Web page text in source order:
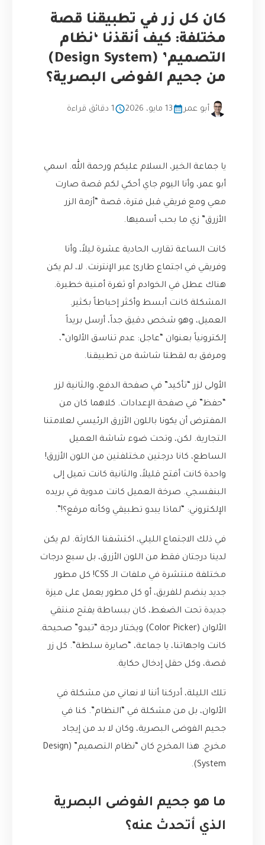
كان كل زر في تطبيقنا قصة
مختلفة: كيف أنقذنا ‘نظام
التصميم’ (Design System)
من جحيم الفوضى البصرية؟
أبو عمر 13 مايو، 2026 1 دقائق قراءة
يا جماعة الخير، السلام عليكم ورحمة الله. اسمي
أبو عمر، وأنا اليوم جاي أحكي لكم قصة صارت
معي ومع فريقي قبل فترة، قصة “أزمة الزر
الأزرق” زي ما بحب أسميها.
كانت الساعة تقارب الحادية عشرة ليلاً، وأنا
وفريقي في اجتماع طارئ عبر الإنترنت. لا، لم يكن
هناك عطل في الخوادم أو ثغرة أمنية خطيرة.
المشكلة كانت أبسط وأكثر إحباطاً بكثير.
العميل، وهو شخص دقيق جداً، أرسل بريداً
إلكترونياً بعنوان “عاجل: عدم تناسق الألوان”،
ومرفق به لقطتا شاشة من تطبيقنا.
الأولى لزر “تأكيد” في صفحة الدفع، والثانية لزر
“حفظ” في صفحة الإعدادات. كلاهما كان من
المفترض أن يكونا باللون الأزرق الرئيسي لعلامتنا
التجارية. لكن، وتحت ضوء شاشة العميل
الساطع، كانا درجتين مختلفتين من اللون الأزرق!
واحدة كانت أفتح قليلاً، والثانية كانت تميل إلى
البنفسجي. صرخة العميل كانت مدوية في بريده
الإلكتروني: “لماذا يبدو تطبيقي وكأنه مرقع؟!”.
في ذلك الاجتماع الليلي، اكتشفنا الكارثة. لم يكن
لدينا درجتان فقط من اللون الأزرق، بل سبع درجات
مختلفة منتشرة في ملفات الـ CSS! كل مطور
جديد ينضم للفريق، أو كل مطور يعمل على ميزة
جديدة تحت الضغط، كان ببساطة يفتح منتقي
الألوان (Color Picker) ويختار درجة “تبدو” صحيحة.
كانت واجهاتنا، يا جماعة، “صايرة سلطة”. كل زر
قصة، وكل حقل إدخال حكاية.
تلك الليلة، أدركنا أننا لا نعاني من مشكلة في
الألوان، بل من مشكلة في “النظام”. كنا في
جحيم الفوضى البصرية، وكان لا بد من إيجاد
مخرج. هذا المخرج كان “نظام التصميم” (Design
System).
ما هو جحيم الفوضى البصرية
الذي أتحدث عنه؟